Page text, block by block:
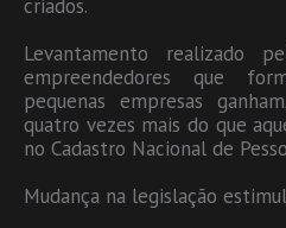
criados.
Levantamento realizado
empreendedores que
pequenas empresas
quatro vezes mais do que
no Cadastro Nacional de
Mudança na legislação